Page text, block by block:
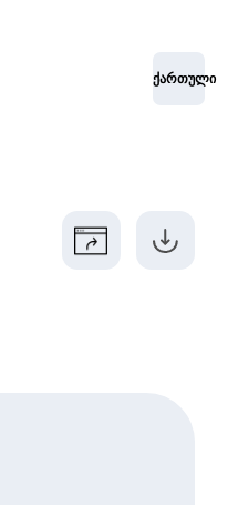
ქართული